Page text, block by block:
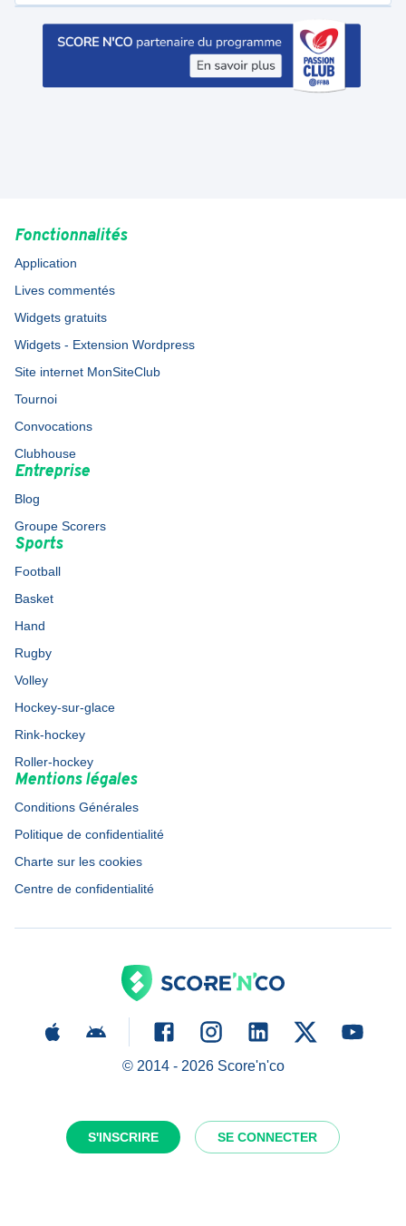
S'INSCRIRE SE CONNECTER
Fonctionnalités
Application
Lives commentés
Widgets gratuits
Widgets - Extension Wordpress
Site internet MonSiteClub
Tournoi
Convocations
Clubhouse
Entreprise
Blog
Groupe Scorers
Sports
Football
Basket
Hand
Rugby
Volley
Hockey-sur-glace
Rink-hockey
Roller-hockey
Mentions légales
Conditions Générales
Politique de confidentialité
Charte sur les cookies
Centre de confidentialité
© 2014 - 2026Score'n'co